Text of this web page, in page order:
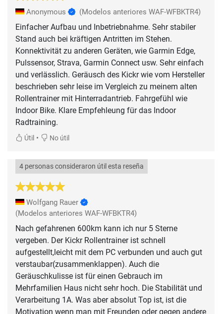
Anonymous (Modelos anteriores WAF-WFBKTR4)
Einfacher Aufbau und Inbetriebnahme. Sehr stabiler
Stand auch bei kräftigen Antritten im Stehen.
Konnektivität zu anderen Geräten, wie Garmin Edge,
Pulssensor, Strava, Garmin Connect usw. Sehr einfach
und verlässlich. Geräusch des Kickr wie vom Hersteller
beschrieben sehr leise im Vergleich zu meinem alten
Rollentrainer mit Hinterradantrieb. Fahrgefühl wie
Indoor Bike. Klare Empfehleung für das Indoor
Radtraining.
Útil • No útil
4 personas consideraron útil esta reseña
Wolfgang Rauer
(Modelos anteriores WAF-WFBKTR4)
Nach gefahrenen 600km kann ich nur 5 Sterne
vergeben. Der Kickr Rollentrainer ist schnell
aufgestellt,leicht mit dem PC verbunden und auch gut
verstaubar(zusammenklappen). Auch die
Geräuschkulisse ist für einen Gebrauch im
Mehrfamilien Haus nicht sehr hoch. Die Stabilität und
Verarbeitung 1A. Was aber absolut Top ist, ist die
Motivation wenn man mit Freunden oder gegen andere